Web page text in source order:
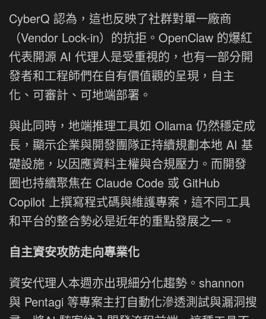
CyberQ 認為，這也反映了社群對單一廠商
（Vendor Lock-in）的抗拒。OpenClaw 的爆紅
代表開源 AI 代理人是受重視的，也有一部分開
發者和工程師們在自有價值觀的呈現，自主
化、可審計、可地端部署。
與此同時，地端推理工具如 Ollama 仍然穩定成
長，顯示企業與開發團隊正持續規劃本地 AI 基
礎設施，以因應資料主權與合規壓力。而開發
圈也持續聚焦在 Claude Code 或 GitHub
Copilot 上撰寫程式碼與維護專案，這不同工具
和平台的整合勢必是近年的重點發展之一。
自主資安攻防走向專業化
資安代理人本週亦出現細分化趨勢。shannon
與 Pentagi 等專案主打自動化滲透測試與漏洞搜